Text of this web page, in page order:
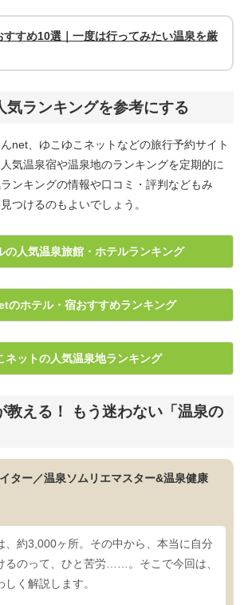
すめ10選｜一度は行ってみたい温泉を厳
気ランキングを参考にする
net、ゆこゆこネットなどの旅行予約サイト
気温泉宿や温泉地のランキングを定期的に
ンキングの情報や口コミ・評判などもみ
つけるのもよいでしょう。
の人気温泉旅館・ホテルランキング
のホテル・宿おすすめランキング
ネットの人気温泉地ランキング
教える！ もう迷わない「温泉の
ター／温泉ソムリエマスター&温泉健康
、約3,000ヶ所。その中から、本当に自分
るのって、ひと苦労……。そこで今回は、
く解説します。